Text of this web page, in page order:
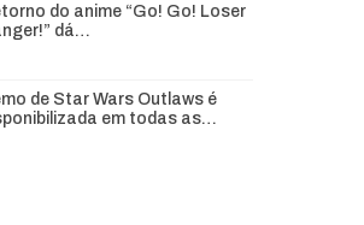
do anime “Go! Go! Loser
dá…
de Star Wars Outlaws é
em todas as…